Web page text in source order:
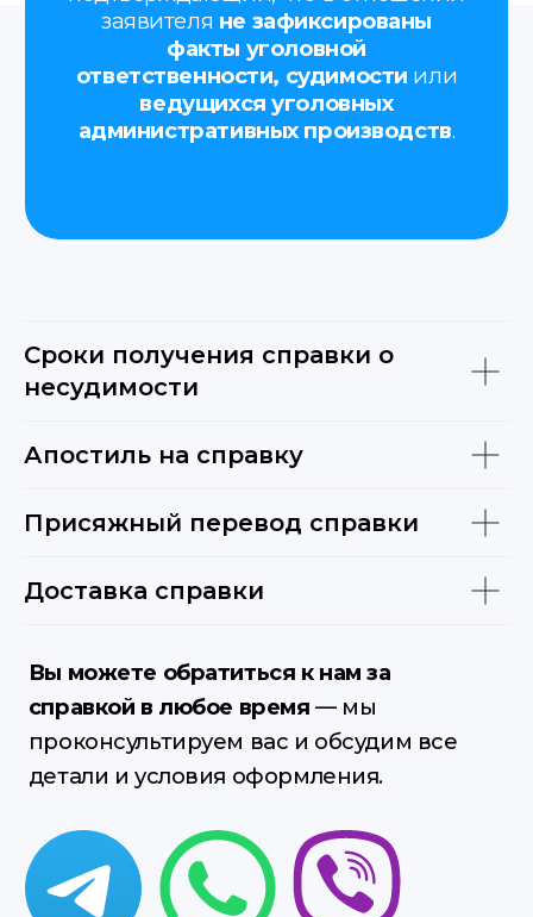
Сроки получения справки о
несудимости
Апостиль на справку
Присяжный перевод справки
Доставка справки
Вы можете обратиться к нам за
справкой в любое время— мы
проконсультируем вас и обсудим все
детали и условия оформления.